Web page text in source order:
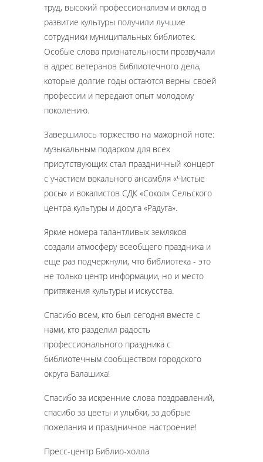
труд, высокий профессионализм и вклад в
развитие культуры получили лучшие
сотрудники муниципальных библиотек.
Особые слова признательности прозвучали
в адрес ветеранов библиотечного дела,
которые долгие годы остаются верны своей
профессии и передают опыт молодому
поколению.
Завершилось торжество на мажорной ноте:
музыкальным подарком для всех
присутствующих стал праздничный концерт
с участием вокального ансамбля «Чистые
росы» и вокалистов СДК «Сокол» Сельского
центра культуры и досуга «Радуга».
Яркие номера талантливых земляков
создали атмосферу всеобщего праздника и
еще раз подчеркнули, что библиотека - это
не только центр информации, но и место
притяжения культуры и искусства.
Спасибо всем, кто был сегодня вместе с
нами, кто разделил радость
профессионального праздника с
библиотечным сообществом городского
округа Балашиха!
Спасибо за искренние слова поздравлений,
спасибо за цветы и улыбки, за добрые
пожелания и праздничное настроение!
Пресс-центр Библио-холла